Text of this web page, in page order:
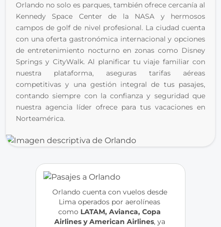
Orlando no solo es parques, también ofrece cercanía al
Kennedy Space Center de la NASA y hermosos
campos de golf de nivel profesional. La ciudad cuenta
con una oferta gastronómica internacional y opciones
de entretenimiento nocturno en zonas como Disney
Springs y CityWalk. Al planificar tu viaje familiar con
nuestra plataforma, aseguras tarifas aéreas
competitivas y una gestión integral de tus pasajes,
contando siempre con la confianza y seguridad que
nuestra agencia líder ofrece para tus vacaciones en
Norteamérica.
Orlando cuenta con vuelos desde
Lima operados por aerolíneas
como LATAM, Avianca, Copa
Airlines y American Airlines, ya